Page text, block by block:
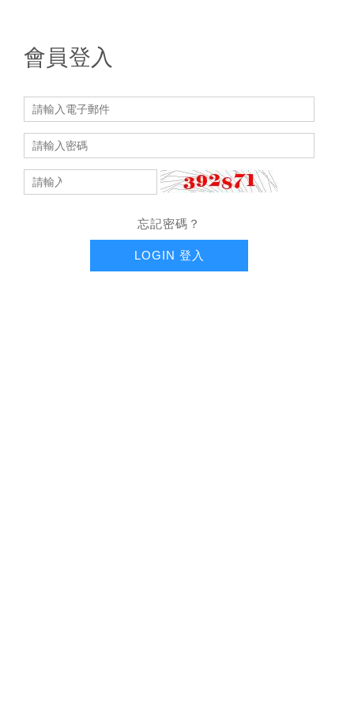
會員登入
忘記密碼？
LOGIN 登入